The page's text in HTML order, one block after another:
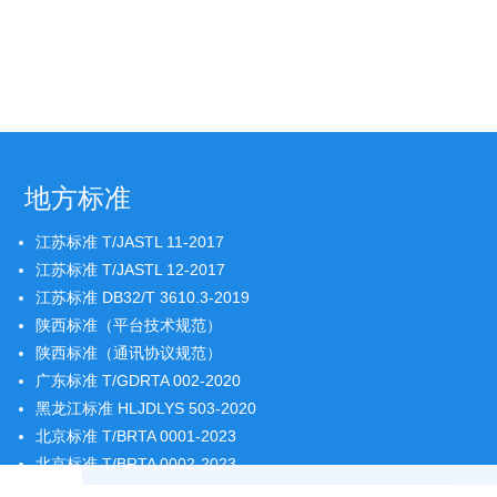
地方标准
江苏标准 T/JASTL 11-2017
江苏标准 T/JASTL 12-2017
江苏标准 DB32/T 3610.3-2019
陕西标准（平台技术规范）
陕西标准（通讯协议规范）
广东标准 T/GDRTA 002-2020
黑龙江标准 HLJDLYS 503-2020
北京标准 T/BRTA 0001-2023
北京标准 T/BRTA 0002-2023